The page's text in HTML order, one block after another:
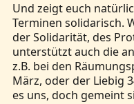
Und zeigt euch
Terminen solidarisch.
der Solidarität, des
unterstützt auch die
z.B. bei den
März, oder der Liebig
es uns, doch gemeint